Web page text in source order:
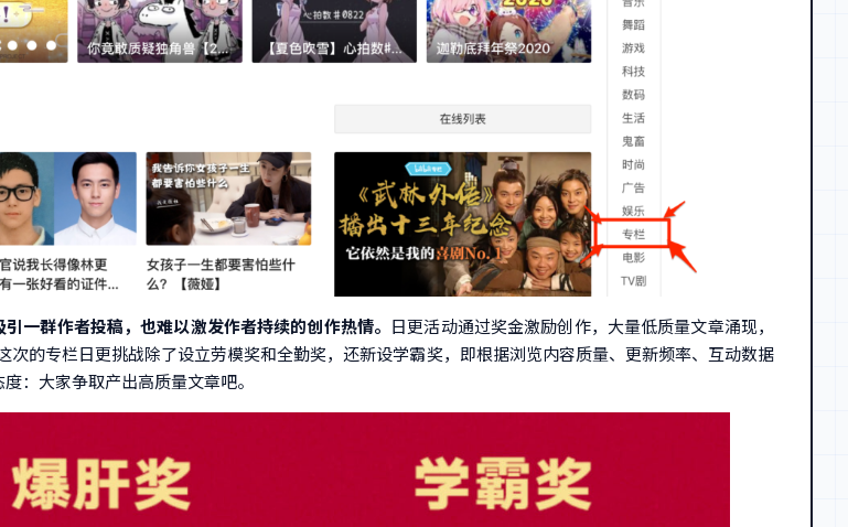
一群作者投稿，也难以激发作者持续的创作热情。 日更活动通过奖金激励创作，大量低质量文章涌现，
的专栏日更挑战除了设立劳模奖和全勤奖，还新设学霸奖，即根据浏览内容质量、更新频率、互动数据
：大家争取产出高质量文章吧。